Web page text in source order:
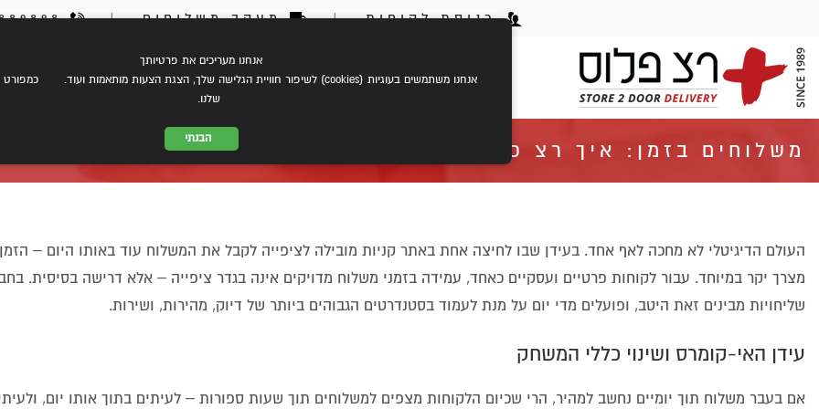
כניסת לקוחות| מעקב משלוחים|
03-6889898
ראשי קצת עלינו eCommerce שירותי משלוחים התמחות
משלוחים בזמן: איך רצ פלוס עומדת בזמנים בעידן של דרישות
העולם הדיגיטלי לא מחכה לאף אחד. בעידן שבו לחיצה אחת באתר קניות מובילה לציפייה לקבל את המשלוח עוד באותו היום –
מצרך יקר במיוחד. עבור לקוחות פרטיים ועסקיים כאחד, עמידה בזמני משלוח מדויקים אינה בגדר ציפייה – אלא דרישה בסיסית.
שליחויות מבינים זאת היטב, ופועלים מדי יום על מנת לעמוד בסטנדרטים הגבוהים ביותר של דיוק, מהירות, ושירות.
עידן האי-קומרס ושינוי כללי המשחק
אם בעבר משלוח תוך יומיים נחשב למהיר, הרי שכיום הלקוחות מצפים למשלוחים תוך שעות ספורות – לעיתים בתוך אותו יום,
אנחנו מעריכים את פרטיותך
אנחנו משתמשים בעוגיות (cookies) לשיפור חוויית הגלישה שלך, הצגת הצעות מותאמות ועוד. כמפורט ב
שלנו.
הבנתי